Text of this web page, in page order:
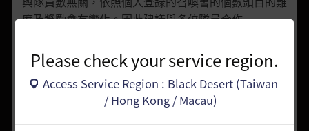
Please check your service region.
Access Service Region : Black Desert (Taiwan
/ Hong Kong / Macau)
度及獎勵會有變化。因此建議與多位隊員合作
獎勵
龜裂的回音道具變更為不會在背包中重疊
龜裂碎片道具變更為會在背包中重疊
- 因此龜裂的回音變更為可將龜裂碎片5個簡易煉金(L)
後製作